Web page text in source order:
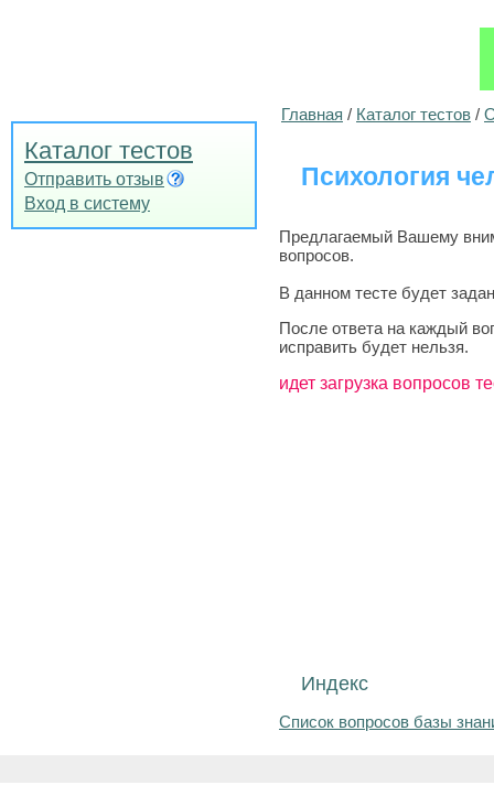
Каталог тестов
Отправить отзыв
Вход в систему
Главная / Каталог тестов /
Психология
Предлагаемый Вашему
вопросов.
В данном тесте будет
После ответа на каждый
исправить будет нельзя.
идет загрузка вопросов
Индекс
Список вопросов базы